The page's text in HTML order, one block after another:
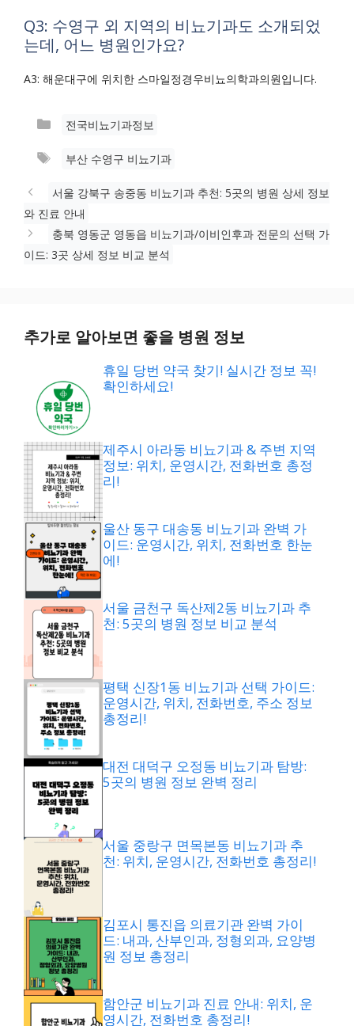
Q3: 수영구 외 지역의 비뇨기과도 소개되었
는데, 어느 병원인가요?
A3: 해운대구에 위치한 스마일정경우비뇨의학과의원입니다.
카
고
전국비뇨기과정보
태
부산 수영구 비뇨기과
서울 강북구 송중동 비뇨기과 추천: 5곳의 병원 상세 정보
와 진료 안내
충북 영동군 영동읍 비뇨기과/이비인후과 전문의 선택 가
이드: 3곳 상세 정보 비교 분석
추가로 알아보면 좋을 병원 정보
휴일 당번 약국 찾기! 실시간 정보 꼭!
확인하세요!
제주시 아라동 비뇨기과 & 주변 지역
정보: 위치, 운영시간, 전화번호 총정
리!
울산 동구 대송동 비뇨기과 완벽 가
이드: 운영시간, 위치, 전화번호 한눈
에!
서울 금천구 독산제2동 비뇨기과 추
천: 5곳의 병원 정보 비교 분석
평택 신장1동 비뇨기과 선택 가이드:
운영시간, 위치, 전화번호, 주소 정보
총정리!
대전 대덕구 오정동 비뇨기과 탐방:
5곳의 병원 정보 완벽 정리
서울 중랑구 면목본동 비뇨기과 추
천: 위치, 운영시간, 전화번호 총정리!
김포시 통진읍 의료기관 완벽 가이
드: 내과, 산부인과, 정형외과, 요양병
원 정보 총정리
함안군 비뇨기과 진료 안내: 위치, 운
영시간, 전화번호 총정리!